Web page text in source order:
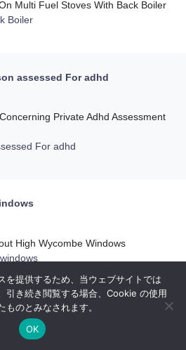
Multi Fuel Stoves With Back Boiler
Boiler
assessed For adhd
Private Adhd Assessment
For adhd
High Wycombe Windows
を提供するため、当ウェブサイトでは
引き続き閲覧する場合、Cookie の使用
ものとみなされます。
OK